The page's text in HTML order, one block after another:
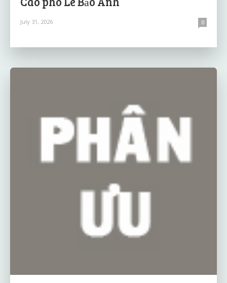
July 31, 2026 0